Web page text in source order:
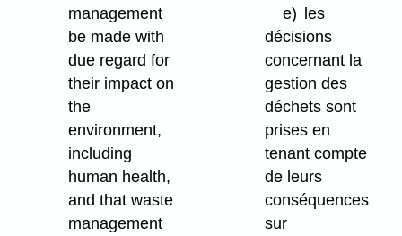
management
be made with
due regard for
their impact on
the
environment,
including
human health,
and that waste
management
e) les
décisions
concernant la
gestion des
déchets sont
prises en
tenant compte
de leurs
conséquences
sur